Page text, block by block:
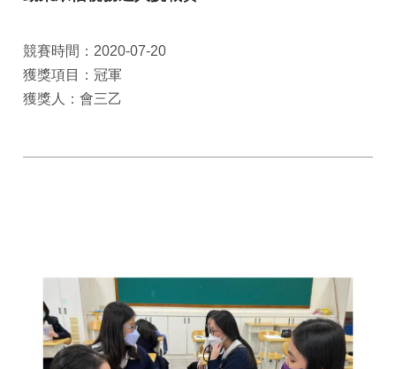
競賽時間：2020-07-20
獲獎項目：冠軍
獲獎人：會三乙